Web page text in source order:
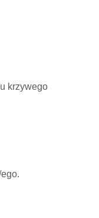
krzywego